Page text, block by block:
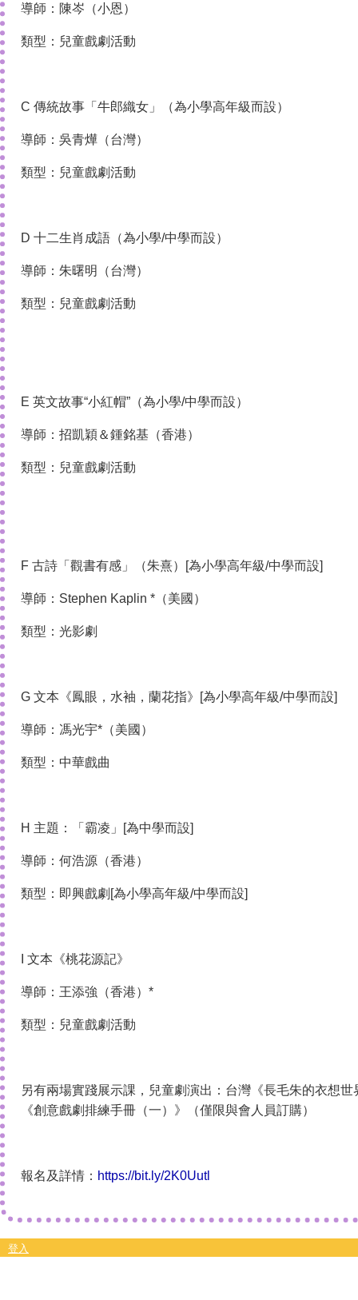
導師：陳岑（小恩）
類型：兒童戲劇活動
C 傳統故事「牛郎織女」（為小學高年級而設）
導師：吳青燁（台灣）
類型：兒童戲劇活動
D 十二生肖成語（為小學/中學而設）
導師：朱曙明（台灣）
類型：兒童戲劇活動
E 英文故事“小紅帽”（為小學/中學而設）
導師：招凱穎＆鍾銘基（香港）
類型：兒童戲劇活動
F 古詩「觀書有感」（朱熹）[為小學高年級/中學而設]
導師：Stephen Kaplin *（美國）
類型：光影劇
G 文本《鳳眼，水袖，蘭花指》[為小學高年級/中學而設]
導師：馮光宇*（美國）
類型：中華戲曲
H 主題：「霸凌」[為中學而設]
導師：何浩源（香港）
類型：即興戲劇[為小學高年級/中學而設]
I 文本《桃花源記》
導師：王添強（香港）*
類型：兒童戲劇活動
另有兩場實踐展示課，兒童劇演出：台灣《長毛朱的衣想
《創意戲劇排練手冊（一）》（僅限與會人員訂購）
報名及詳情： https://bit.ly/2K0Uutl
登入